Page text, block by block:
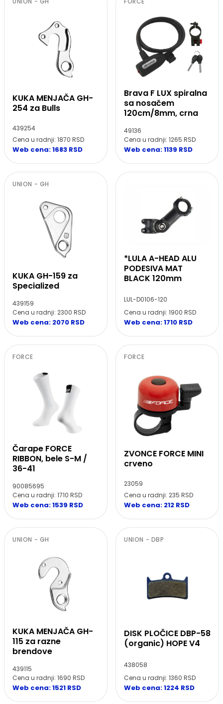
KUKA MENJAČA GH-
254 za Bulls
439254
Cena u radnji: 1870 RSD
Web cena: 1683 RSD
Brava F LUX spiralna
sa nosačem
120cm/8mm, crna
49136
Cena u radnji: 1265 RSD
Web cena: 1139 RSD
UNION - GH
KUKA GH-159 za
Specialized
439159
Cena u radnji: 2300 RSD
Web cena: 2070 RSD
*LULA A-HEAD ALU
PODESIVA MAT
BLACK 120mm
LUL-D0106-120
Cena u radnji: 1900 RSD
Web cena: 1710 RSD
FORCE
Čarape FORCE
RIBBON, bele S-M /
36-41
90085695
Cena u radnji: 1710 RSD
Web cena: 1539 RSD
FORCE
ZVONCE FORCE MINI
crveno
23059
Cena u radnji: 235 RSD
Web cena: 212 RSD
UNION - GH
KUKA MENJAČA GH-
115 za razne
brendove
439115
Cena u radnji: 1690 RSD
Web cena: 1521 RSD
UNION - DBP
DISK PLOČICE DBP-58
(organic) HOPE V4
438058
Cena u radnji: 1360 RSD
Web cena: 1224 RSD